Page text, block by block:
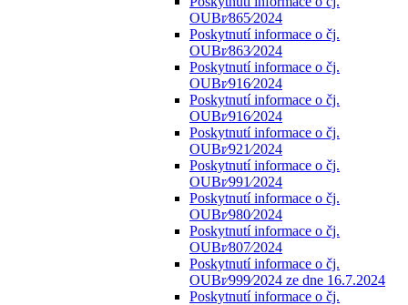
OUBr⁄865⁄2024
Poskytnutí informace o čj.
OUBr⁄863⁄2024
Poskytnutí informace o čj.
OUBr⁄916⁄2024
Poskytnutí informace o čj.
OUBr⁄916⁄2024
Poskytnutí informace o čj.
OUBr⁄921⁄2024
Poskytnutí informace o čj.
OUBr⁄991⁄2024
Poskytnutí informace o čj.
OUBr⁄980⁄2024
Poskytnutí informace o čj.
OUBr⁄807⁄2024
Poskytnutí informace o čj.
OUBr⁄999⁄2024 ze dne 16.7.2024
Poskytnutí informace o čj.